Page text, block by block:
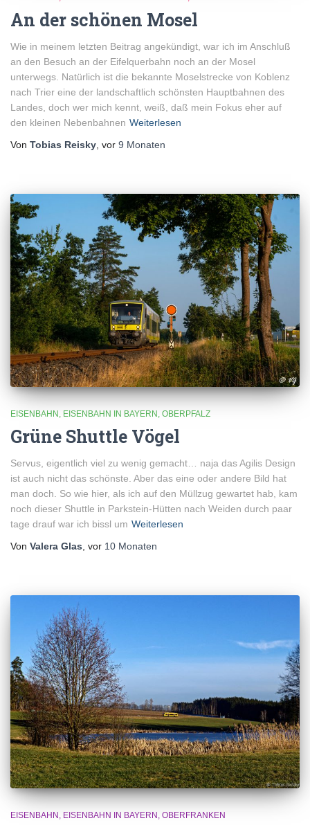
An der schönen Mosel
Wie in meinem letzten Beitrag angekündigt, war ich im Anschluß
an den Besuch an der Eifelquerbahn noch an der Mosel
unterwegs. Natürlich ist die bekannte Moselstrecke von Koblenz
nach Trier eine der landschaftlich schönsten Hauptbahnen des
Landes, doch wer mich kennt, weiß, daß mein Fokus eher auf
den kleinen Nebenbahnen Weiterlesen
Von Tobias Reisky, vor 9 Monaten
EISENBAHN EISENBAHN IN BAYERN OBERPFALZ
Grüne Shuttle Vögel
Servus, eigentlich viel zu wenig gemacht… naja das Agilis Design
ist auch nicht das schönste. Aber das eine oder andere Bild hat
man doch. So wie hier, als ich auf den Müllzug gewartet hab, kam
noch dieser Shuttle in Parkstein-Hütten nach Weiden durch paar
tage drauf war ich bissl um Weiterlesen
Von Valera Glas , vor 10 Monaten
EISENBAHN EISENBAHN IN BAYERN OBERFRANKEN